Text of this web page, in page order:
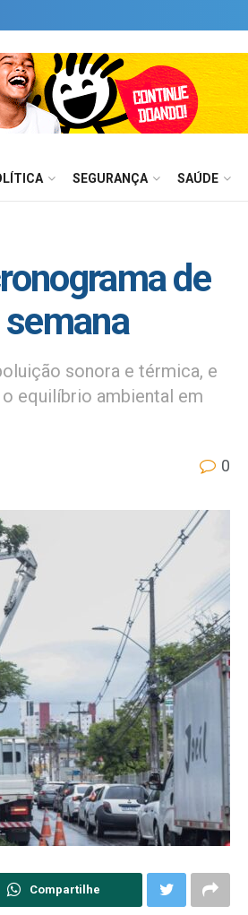
SEGURANÇA SAÚDE
de
sonora e térmica, e
equilíbrio ambiental em
0
Compartilhe